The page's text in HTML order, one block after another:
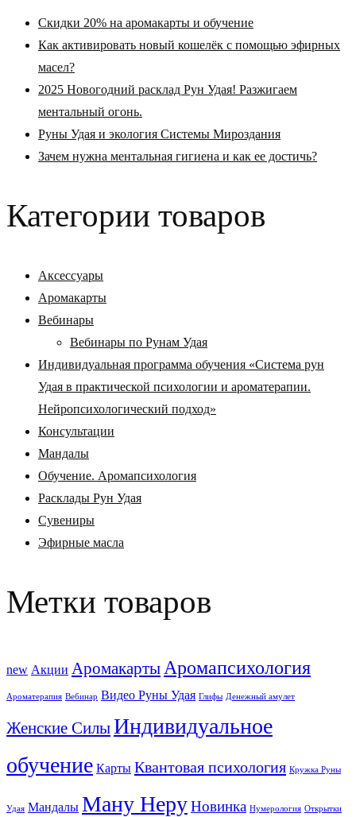
Скидки 20% на аромакарты и обучение
Как активировать новый кошелёк с помощью эфирных
масел?
2025 Новогодний расклад Рун Удая! Разжигаем
ментальный огонь.
Руны Удая и экология Системы Мироздания
Зачем нужна ментальная гигиена и как ее достичь?
Категории товаров
Аксессуары
Аромакарты
Вебинары
Вебинары по Рунам Удая
Индивидуальная программа обучения «Система рун
Удая в практической психологии и ароматерапии.
Нейропсихологический подход»
Консультации
Мандалы
Обучение. Аромапсихология
Расклады Рун Удая
Сувениры
Эфирные масла
Метки товаров
new Акции Аромакарты Аромапсихология
Ароматерапия Вебинар Видео Руны Удая Глифы Денежный амулет
Женские СилыИндивидуальное
обучение Карты Квантовая психология Кружка Руны
Удая Мандалы Ману НеруНовинка Нумерология Открытки